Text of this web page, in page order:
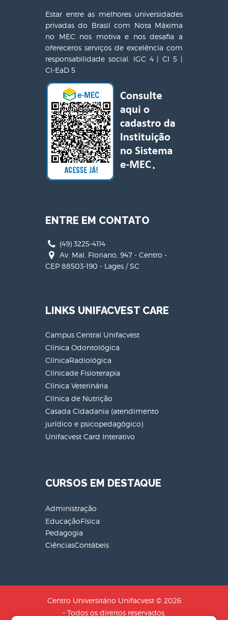
Estar entre as melhores universidades
privadas do Brasil com Nota Máxima
no MEC nos motiva e nos desafia a
ofereceros serviços de excelência com
responsabilidade social. IGC 4 | CI 5 |
CI-EaD 5
ENTRE EM CONTATO
(49) 3225-4114
Av. Mal. Floriano, 947 - Centro -
CEP 88503-190 - Lages / SC
LINKS UNIFACVEST CARE
Campus Central Unifacvest
Clínica Odontológica
ClínicaRadiológica
Clínicade Fisioterapia
Clínica Veterinária
Clínica de Nutrição
Casada Cidadania (atendimento
jurídico e psicopedagógico)
Unifacvest Card Interativo
CURSOS EM DESTAQUE
Administração
EducaçãoFísica
Pedagogia
CiênciasContábeis
Centro Universitário Unifacvest © 2026
- Todos os direitos reservados.